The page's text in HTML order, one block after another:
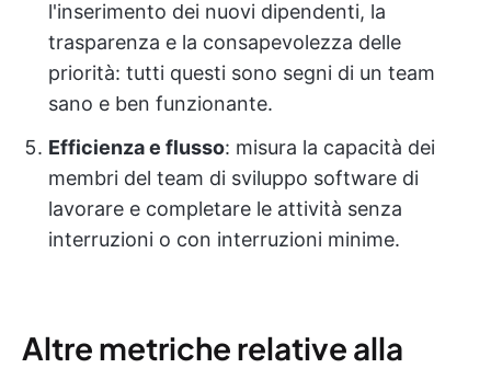
l'inserimento dei nuovi dipendenti, la
trasparenza e la consapevolezza delle
priorità: tutti questi sono segni di un team
sano e ben funzionante.
Efficienza e flusso: misura la capacità dei
membri del team di sviluppo software di
lavorare e completare le attività senza
interruzioni o con interruzioni minime.
Altre metriche relative alla